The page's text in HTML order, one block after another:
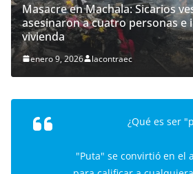
Masacre en Machala: Sicarios
asesinaron a cuatro personas e
vivienda
enero 9, 2026 lacontraec
¿Qué es ser
"Puta" se convirtió en el